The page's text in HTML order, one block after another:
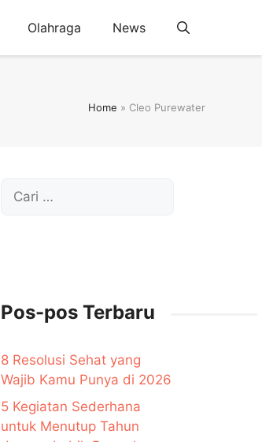
Olahraga News
Home » Cleo Purewater
Cari
Pos-pos Terbaru
8 Resolusi Sehat yang
Wajib Kamu Punya di 2026
5 Kegiatan Sederhana
untuk Menutup Tahun